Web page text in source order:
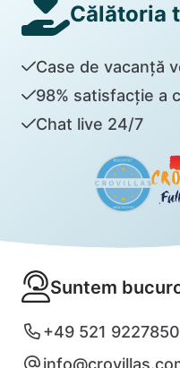
Călătoria
Case de vacanță
98% satisfacție a
Chat live 24/7
Suntem
+49 521